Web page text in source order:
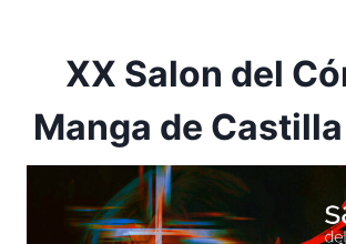
XX Salon del
Manga de